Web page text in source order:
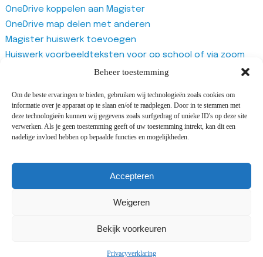
Beheer toestemming
Om de beste ervaringen te bieden, gebruiken wij technologieën zoals cookies om
informatie over je apparaat op te slaan en/of te raadplegen. Door in te stemmen met
deze technologieën kunnen wij gegevens zoals surfgedrag of unieke ID's op deze site
verwerken. Als je geen toestemming geeft of uw toestemming intrekt, kan dit een
nadelige invloed hebben op bepaalde functies en mogelijkheden.
Accepteren
Weigeren
Bekijk voorkeuren
Privacyverklaring
OneDrive koppelen aan Magister
OneDrive map delen met anderen
Magister huiswerk toevoegen
Huiswerk voorbeeldteksten voor op school of via zoom
Magister studiewijzers
Magister docentenhandleiding algemeen
Zoom account aanmaken
Zoom recurring meeting aanmaken
Vragenlijst van Office365 Forms gebruiken
©2025 All rights reserved Adriaan Roland Holstschool |
Design and development by
Cijs&Co